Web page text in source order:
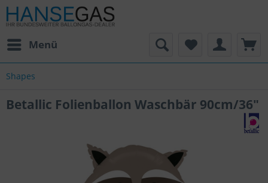
Menü
Shapes
Betallic Folienballon Waschbär 90cm/36"